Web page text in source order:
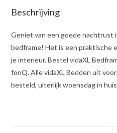
Beschrijving
Geniet van een goede nachtrust
bedframe! Het is een praktische
je interieur. Bestel vidaXL
fonQ. Alle vidaXL Bedden uit
besteld, uiterlijk woensdag in huis